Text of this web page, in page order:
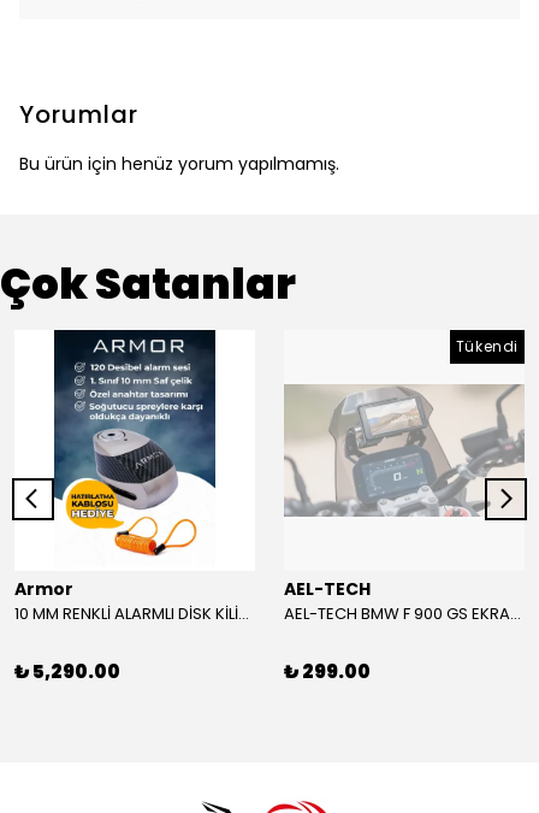
Yorumlar
Bu ürün için henüz yorum yapılmamış.
Çok Satanlar
Armor
10 MM RENKLİ ALARMLI DİSK KİLİDİ YENİ VERSİYON
₺ 5,290.00
Tükendi
AEL-TECH
AEL-TECH BMW F 900 GS EKRAN/GÖSTERGE KORUYUCU 2024-2025
₺ 299.00